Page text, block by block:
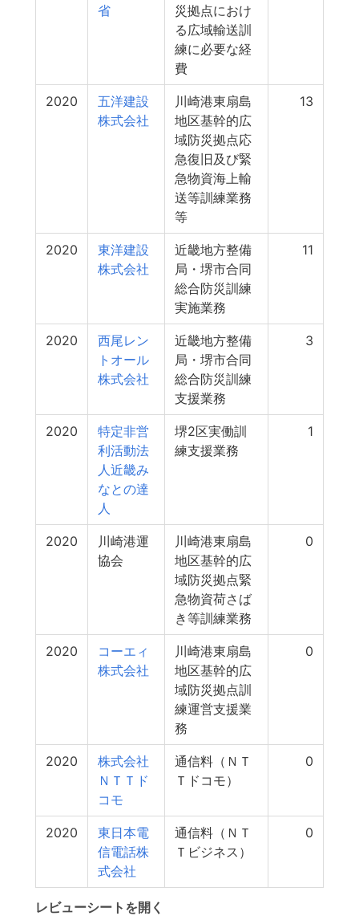
省
災拠点におけ
る広域輸送訓
練に必要な経
費
2020
五洋建設
株式会社
川崎港東扇島
地区基幹的広
域防災拠点応
急復旧及び緊
急物資海上輸
送等訓練業務
等
13
2020
東洋建設
株式会社
近畿地方整備
局・堺市合同
総合防災訓練
実施業務
11
2020
西尾レン
トオール
株式会社
近畿地方整備
局・堺市合同
総合防災訓練
支援業務
3
2020
特定非営
利活動法
人近畿み
なとの達
人
堺2区実働訓
練支援業務
1
2020
川崎港運
協会
川崎港東扇島
地区基幹的広
域防災拠点緊
急物資荷さば
き等訓練業務
0
2020
コーエィ
株式会社
川崎港東扇島
地区基幹的広
域防災拠点訓
練運営支援業
務
0
2020
株式会社
ＮＴＴド
コモ
通信料（ＮＴ
Ｔドコモ）
0
2020
東日本電
信電話株
式会社
通信料（ＮＴ
Ｔビジネス）
0
レビューシートを開く